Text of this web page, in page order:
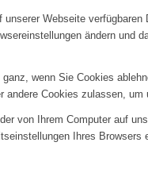
unserer Webseite
ändern und
wenn Sie Cookies
andere Cookies zulassen,
von Ihrem Computer auf
Ihres Browsers